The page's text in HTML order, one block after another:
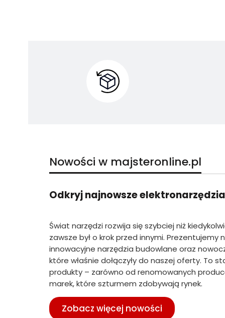
Nowości w majsteronline.pl
Odkryj najnowsze
Świat narzędzi rozwija się szybciej niż
zawsze był o krok przed innymi. Prezentujemy
innowacyjne narzędzia budowlane oraz
które właśnie dołączyły do naszej oferty. To
produkty – zarówno od renomowanych
marek, które szturmem zdobywają rynek.
Zobacz więcej nowości